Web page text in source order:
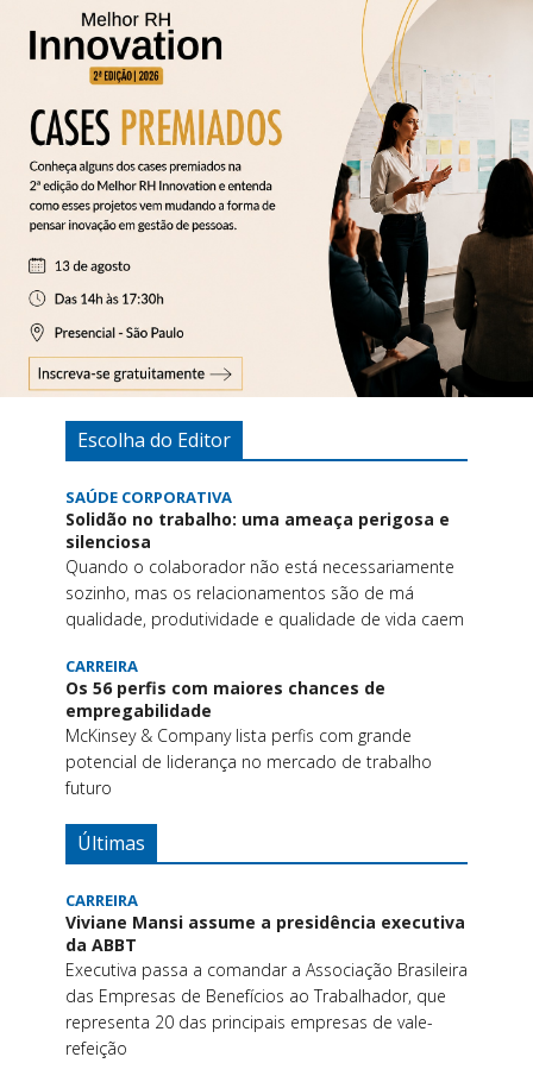
Escolha do Editor
SAÚDE CORPORATIVA
Solidão no trabalho: uma ameaça perigosa e
silenciosa
Quando o colaborador não está necessariamente
sozinho, mas os relacionamentos são de má
qualidade, produtividade e qualidade de vida caem
CARREIRA
Os 56 perfis com maiores chances de
empregabilidade
McKinsey & Company lista perfis com grande
potencial de liderança no mercado de trabalho
futuro
Últimas
CARREIRA
Viviane Mansi assume a presidência executiva
da ABBT
Executiva passa a comandar a Associação Brasileira
das Empresas de Benefícios ao Trabalhador, que
representa 20 das principais empresas de vale-
refeição